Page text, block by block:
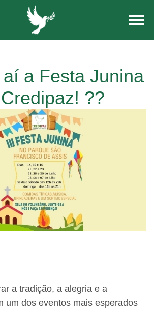
a Festa Junina
??
a tradição, a alegria e a
um dos eventos mais esperados